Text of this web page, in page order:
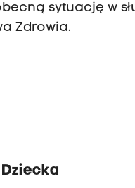
sytuację w
Zdrowia.